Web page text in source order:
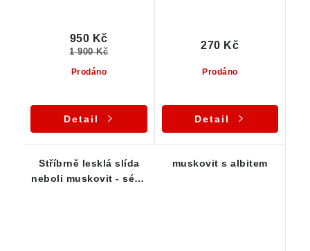
Prodáno
950 Kč
1 900 Kč
Detail
Prodáno
270 Kč
Detail
Stříbrně lesklá slída
neboli muskovit - série
muskovit s albitem